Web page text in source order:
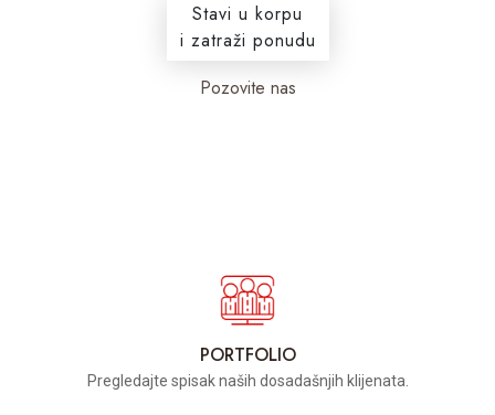
Stavi u korpu
i zatraži ponudu
Pozovite nas
PORTFOLIO
Pregledajte spisak naših dosadašnjih klijenata.